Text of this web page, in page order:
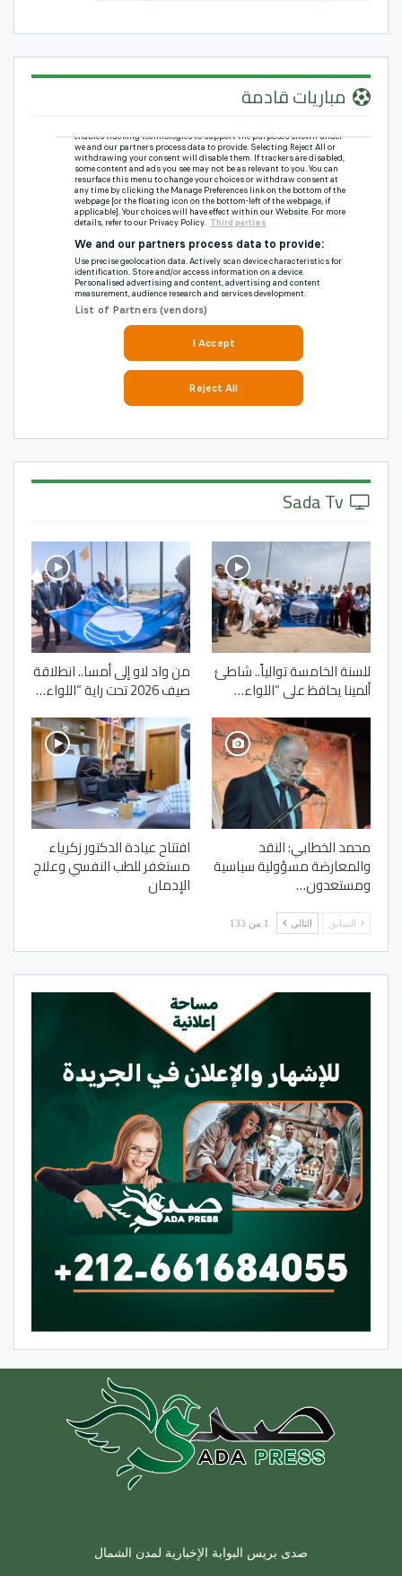
مباريات قادمة
للسنة الخامسة توالياً.. شاطئ
ألمينا يحافظ على “اللواء…
من واد لاو إلى أمسا.. انطلاقة
صيف 2026 تحت راية “اللواء…
محمد الخطابي: النقد
والمعارضة مسؤولية سياسية
ومستعدون…
افتتاح عيادة الدكتور زكرياء
مستغفر للطب النفسي وعلاج
الإدمان
السابق التالي 1 من 133
صدى بريس البوابة الإخبارية لمدن الشمال